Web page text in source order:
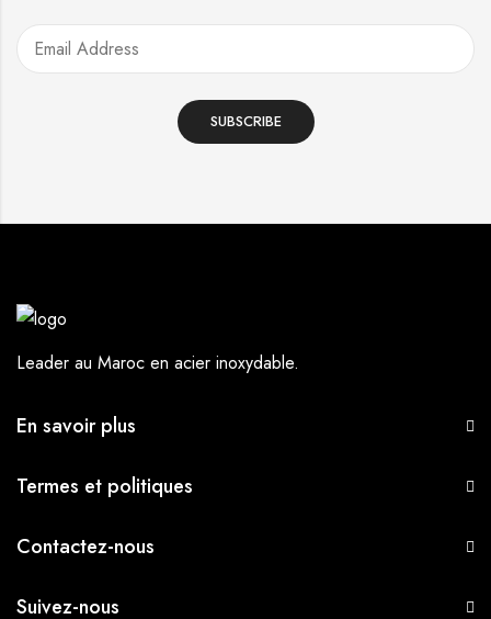
Leader au Maroc en acier inoxydable.
En savoir plus
Termes et politiques
Contactez-nous
Suivez-nous